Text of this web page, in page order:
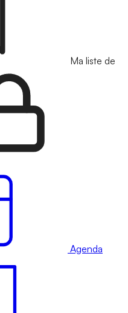
Ma liste de
Agenda